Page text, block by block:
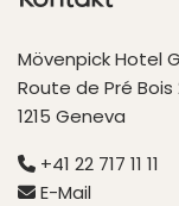
Mövenpick Hotel
Route de Pré Bois
1215 Geneva
+41 22 717 11 11
E-Mail